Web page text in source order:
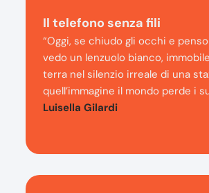
Il telefono senza fili
“Oggi, se chiudo gli occhi e
vedo un lenzuolo bianco,
terra nel silenzio irreale di una
quell’immagine il mondo perde i
Luisella Gilardi